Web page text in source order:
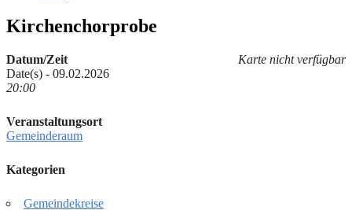
Kirchenchorprobe
Karte nicht verfügbar
Datum/Zeit
Date(s) - 09.02.2026
20:00
Veranstaltungsort
Gemeinderaum
Kategorien
Gemeindekreise